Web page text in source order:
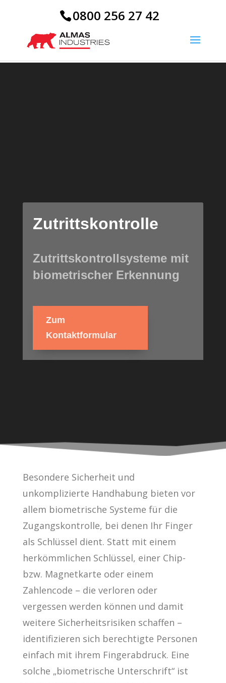
0800 256 27 42
Zutrittskontrolle
Zutrittskontrollsysteme mit
biometrischer Erkennung
Zum
Kontaktformular
Besondere Sicherheit und
unkomplizierte Handhabung bieten vor
allem biometrische Systeme für die
Zugangskontrolle, bei denen Ihr Finger
als Schlüssel dient. Statt mit einem
herkömmlichen Schlüssel, einer Chip-
bzw. Magnetkarte oder einem
Zahlencode – die verloren oder
vergessen werden können und damit
weitere Sicherheitsrisiken schaffen –
identifizieren sich berechtigte Personen
einfach mit ihrem Fingerabdruck. Eine
solche „biometrische Unterschrift“ ist